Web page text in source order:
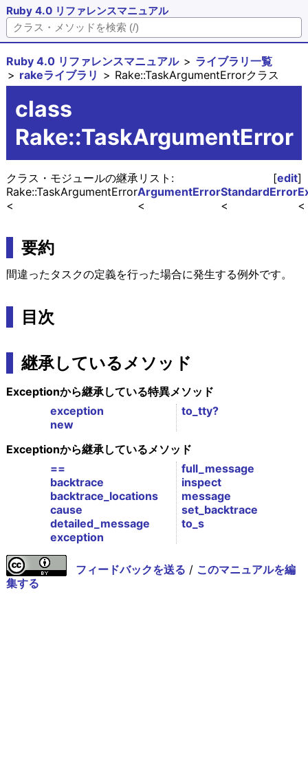
Ruby 4.0 リファレンスマニュアル
Ruby 4.0 リファレンスマニュアル
ライブラリ一覧
rakeライブラリ
Rake::TaskArgumentErrorクラス
class
Rake::TaskArgumentError
[edit]
クラス・モジュールの継承リスト:
StandardError
ArgumentError
Rake::TaskArgumentError
要約
間違ったタスクの定義を行った場合に発生する例外です。
目次
継承しているメソッド
Exceptionから継承している特異メソッド
exception
new
to_tty?
Exceptionから継承しているメソッド
==
backtrace
backtrace_locations
cause
detailed_message
exception
full_message
inspect
message
set_backtrace
to_s
フィードバックを送る / このマニュアルを編
集する